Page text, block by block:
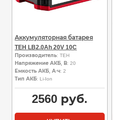
Аккумуляторная батарея
TEH LB2.0Ah 20V 10C
Производитель: TEH
Напряжение АКБ, В: 20
Емкость АКБ, А·ч: 2
Тип АКБ: Li-Ion
2560руб.